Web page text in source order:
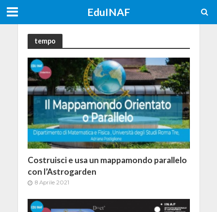
EduINAF
tempo
Costruisci e usa un mappamondo parallelo
con l’Astrogarden
8 Aprile 2021